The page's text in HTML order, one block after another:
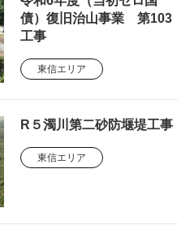
債）復旧治山事業 第103
工事
東信エリア
R５濁川第二砂防堰堤工事
東信エリア